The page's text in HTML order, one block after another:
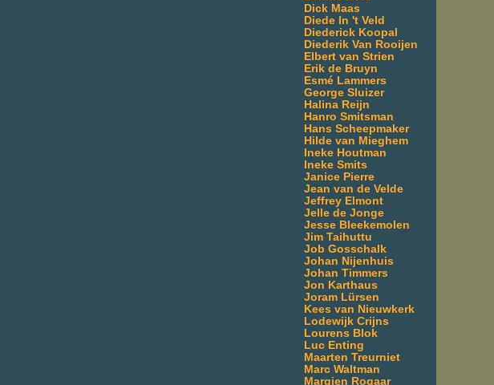
Dick Maas
Diede In 't Veld
Diederick Koopal
Diederik Van Rooijen
Elbert van Strien
Erik de Bruyn
Esmé Lammers
George Sluizer
Halina Reijn
Hanro Smitsman
Hans Scheepmaker
Hilde van Mieghem
Ineke Houtman
Ineke Smits
Janice Pierre
Jean van de Velde
Jeffrey Elmont
Jelle de Jonge
Jesse Bleekemolen
Jim Taihuttu
Job Gosschalk
Johan Nijenhuis
Johan Timmers
Jon Karthaus
Joram Lürsen
Kees van Nieuwkerk
Lodewijk Crijns
Lourens Blok
Luc Enting
Maarten Treurniet
Marc Waltman
Margien Rogaar